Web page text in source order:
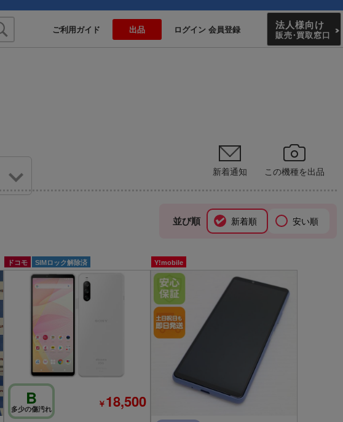
ご利用ガイド 出品 ログイン 会員登録 法人様向け
販売・買取窓口
新着通知 この機種を出品
並び順 新着順 安い順
ドコモ SIMロック解除済
B
多少の傷汚れ ￥18,500
Y!mobile